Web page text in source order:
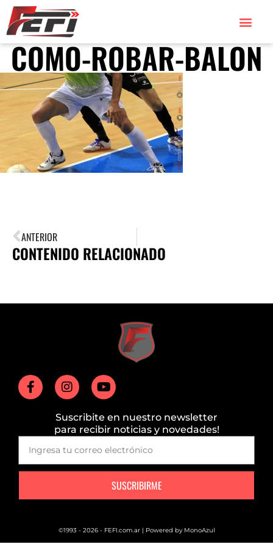
COMO-ROBAR-BALON
ANTERIOR
CONTENIDO RELACIONADO
Suscribite en nuestro newsletter
para recibir noticias y novedades!
SUSCRIBIRME
©1993 - 2026 - FEFI.com.ar | Powered by MonoAzul